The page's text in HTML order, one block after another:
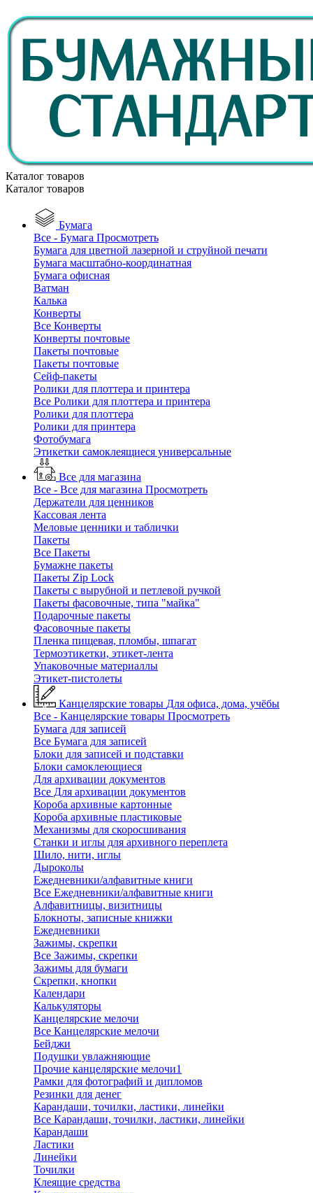
Каталог товаров
Каталог товаров
Бумага
Все - Бумага Просмотреть
Бумага для цветной лазерной и струйной печати
Бумага масштабно-координатная
Бумага офисная
Ватман
Калька
Конверты
Все Конверты
Конверты почтовые
Пакеты почтовые
Пакеты почтовые
Сейф-пакеты
Ролики для плоттера и принтера
Все Ролики для плоттера и принтера
Ролики для плоттера
Ролики для принтера
Фотобумага
Этикетки самоклеящиеся универсальные
Все для магазина
Все - Все для магазина Просмотреть
Держатели для ценников
Кассовая лента
Меловые ценники и таблички
Пакеты
Все Пакеты
Бумажне пакеты
Пакеты Zip Lock
Пакеты с вырубной и петлевой ручкой
Пакеты фасовочные, типа "майка"
Подарочные пакеты
Фасовочные пакеты
Пленка пищевая, пломбы, шпагат
Термоэтикетки, этикет-лента
Упаковочные материаллы
Этикет-пистолеты
Канцелярские товары Для офиса, дома, учёбы
Все - Канцелярские товары Просмотреть
Бумага для записей
Все Бумага для записей
Блоки для записей и подставки
Блоки самоклеющиеся
Для архивации документов
Все Для архивации документов
Короба архивные картонные
Короба архивные пластиковые
Механизмы для скоросшивания
Станки и иглы для архивного переплета
Шило, нити, иглы
Дыроколы
Ежедневники/алфавитные книги
Все Ежедневники/алфавитные книги
Алфавитницы, визитницы
Блокноты, записные книжки
Ежедневники
Зажимы, скрепки
Все Зажимы, скрепки
Зажимы для бумаги
Скрепки, кнопки
Календари
Калькуляторы
Канцелярские мелочи
Все Канцелярские мелочи
Бейджи
Подушки увлажняющие
Прочие канцелярские мелочи1
Рамки для фотографий и дипломов
Резинки для денег
Карандаши, точилки, ластики, линейки
Все Карандаши, точилки, ластики, линейки
Карандаши
Ластики
Линейки
Точилки
Клеящие средства